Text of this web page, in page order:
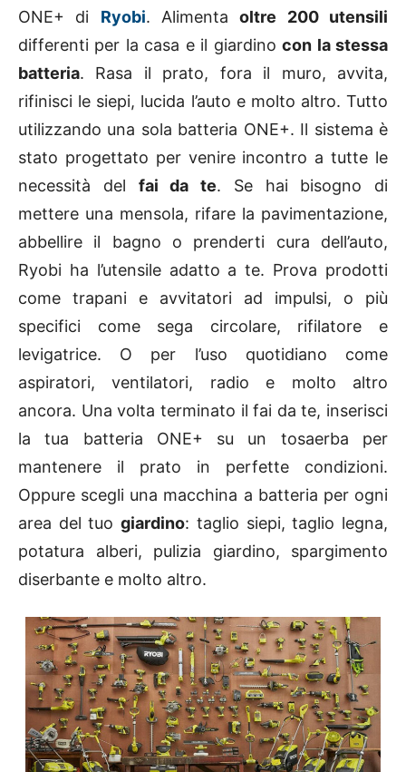
ONE+ di Ryobi. Alimentaoltre 200 utensili
differenti per la casa e il giardinocon la stessa
batteria. Rasa il prato, fora il muro, avvita,
rifinisci le siepi, lucida l’auto e molto altro. Tutto
utilizzando una sola batteria ONE+. Il sistema è
stato progettato per venire incontro a tutte le
necessità del fai da te. Se hai bisogno di
mettere una mensola, rifare la pavimentazione,
abbellire il bagno o prenderti cura dell’auto,
Ryobi ha l’utensile adatto a te. Prova prodotti
come trapani e avvitatori ad impulsi, o più
specifici come sega circolare, rifilatore e
levigatrice. O per l’uso quotidiano come
aspiratori, ventilatori, radio e molto altro
ancora. Una volta terminato il fai da te, inserisci
la tua batteria ONE+ su un tosaerba per
mantenere il prato in perfette condizioni.
Oppure scegli una macchina a batteria per ogni
area del tuogiardino: taglio siepi, taglio legna,
potatura alberi, pulizia giardino, spargimento
diserbante e molto altro.